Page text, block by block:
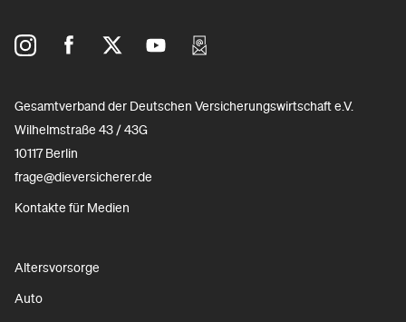
Gesamtverband der Deutschen Versicherungswirtschaft e.V.
Wilhelmstraße 43 / 43G
10117 Berlin
frage@dieversicherer.de
Kontakte für Medien
Altersvorsorge
Auto